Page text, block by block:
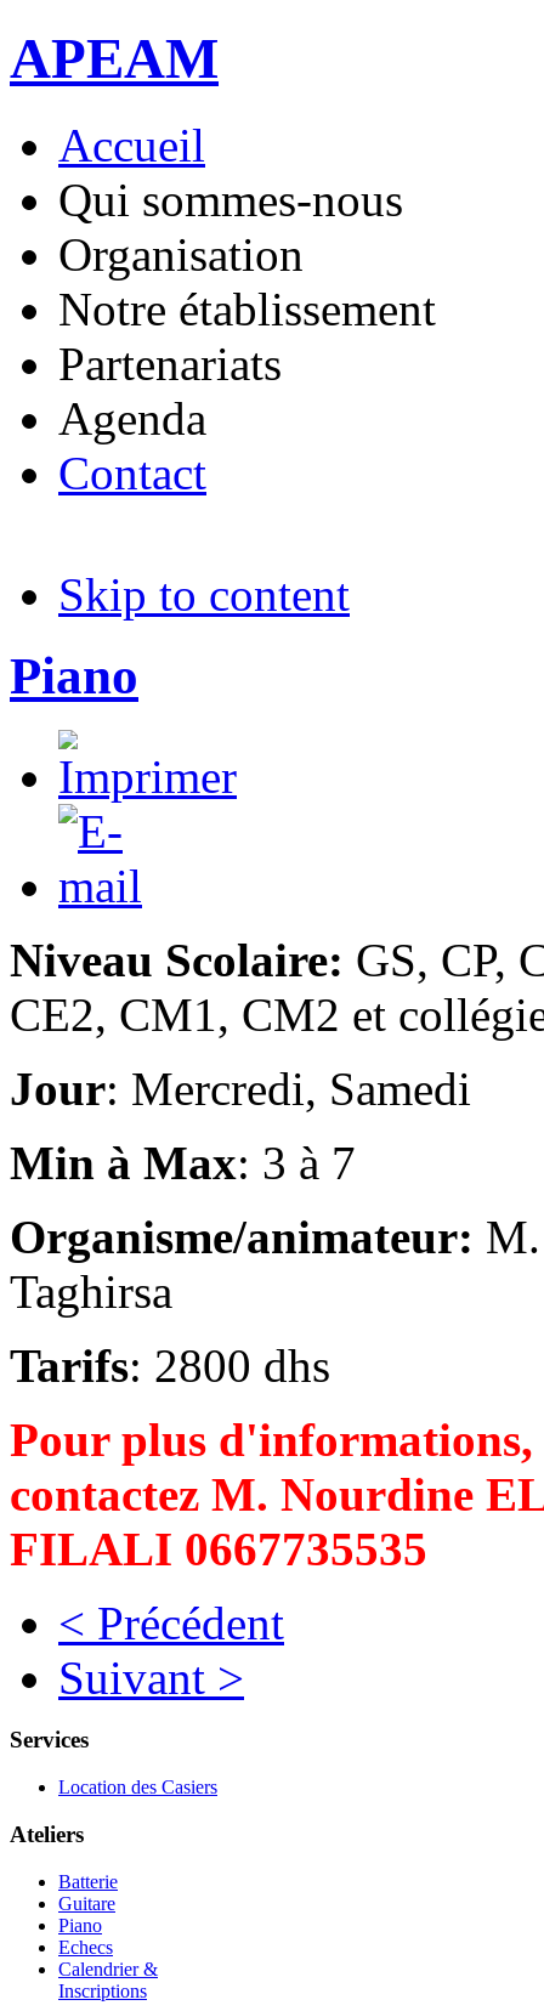
APEAM
Accueil
Qui sommes-nous
Organisation
Notre établissement
Partenariats
Agenda
Contact
Skip to content
Piano
Niveau Scolaire: GS, CP,
CE2, CM1, CM2 et
Jour: Mercredi, Samedi
Min à Max: 3 à 7
Organisme/animateur: M.
Taghirsa
Tarifs: 2800 dhs
Pour plus d'informations,
contactez M. Nourdine
FILALI 0667735535
< Précédent
Suivant >
Services
Location des Casiers
Ateliers
Batterie
Guitare
Piano
Echecs
Calendrier &
Inscriptions